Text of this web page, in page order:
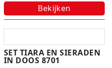
Bekijken
SET TIARA EN SIERADEN
IN DOOS 8701